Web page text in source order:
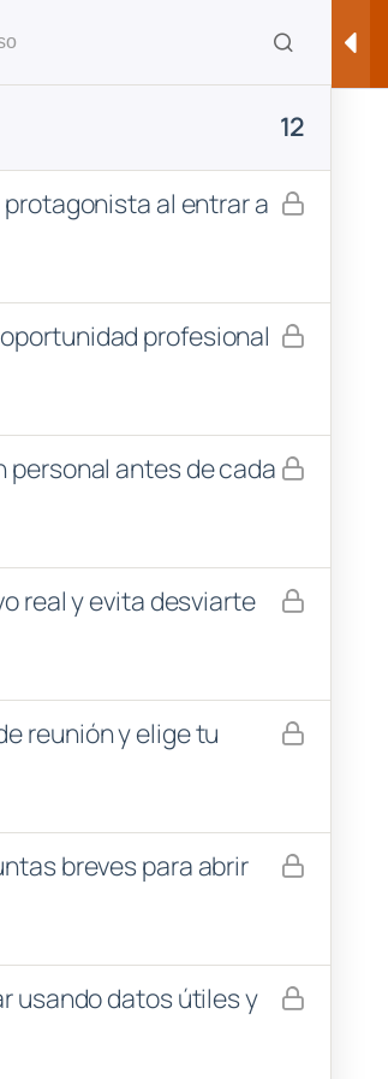
12
al entrar a
profesional
personal antes de cada
real y evita desviarte
reunión y elige tu
breves para abrir
usando datos útiles y